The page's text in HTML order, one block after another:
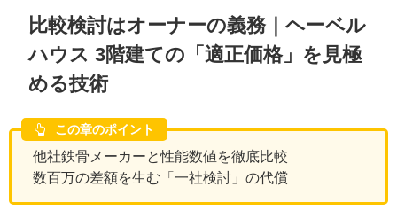
比較検討はオーナーの義務｜ヘーベル
ハウス 3階建ての「適正価格」を見極
める技術
この章のポイント
他社鉄骨メーカーと性能数値を徹底比較
数百万の差額を生む「一社検討」の代償